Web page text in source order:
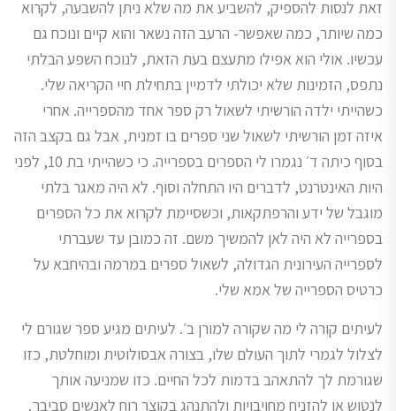
זאת לנסות להספיק, להשביע את מה שלא ניתן להשבעה, לקרוא
כמה שיותר, כמה שאפשר- הרעב הזה נשאר והוא קיים ונוכח גם
עכשיו. אולי הוא אפילו מתעצם בעת הזאת, לנוכח השפע הבלתי
נתפס, הזמינות שלא יכולתי לדמיין בתחילת חיי הקריאה שלי.
כשהייתי ילדה הורשיתי לשאול רק ספר אחד מהספרייה. אחרי
איזה זמן הורשיתי לשאול שני ספרים בו זמנית, אבל גם בקצב הזה
בסוף כיתה ד׳ נגמרו לי הספרים בספרייה. כי כשהייתי בת 10, לפני
היות האינטרנט, לדברים היו התחלה וסוף. לא היה מאגר בלתי
מוגבל של ידע והרפתקאות, וכשסיימת לקרוא את כל הספרים
בספרייה לא היה לאן להמשיך משם. זה כמובן עד שעברתי
לספרייה העירונית הגדולה, לשאול ספרים במרמה ובהיחבא על
כרטיס הספרייה של אמא שלי.
לעיתים קורה לי מה שקורה למורן ב׳. לעיתים מגיע ספר שגורם לי
לצלול לגמרי לתוך העולם שלו, בצורה אבסולוטית ומוחלטת, כזו
שגורמת לך להתאהב בדמות לכל החיים. כזו שמניעה אותך
לנטוש או להזניח מחויבויות ולהתנהג בקוצר רוח לאנשים סביבך.